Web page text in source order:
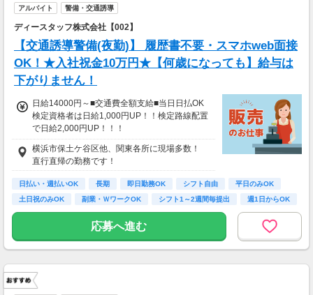
アルバイト 警備・交通誘導
ディースタッフ株式会社【002】
【交通誘導警備(夜勤)】 履歴書不要・スマホweb面接
OK！★入社祝金10万円★【何歳になっても】給与は
下がりません！
日給14000円～■交通費全額支給■当日日払OK
検定資格者は日給1,000円UP！！検定路線配置
で日給2,000円UP！！！
////////////////////////////////////////
研修期間3日間は昼食付き！
入社祝い金１０万円！
完全個室寮有り！
/////////////////////////////////////////
横浜市保土ケ谷区他、関東各所に現場多数！
直行直帰の勤務です！
日払い・週払いOK 長期 即日勤務OK シフト自由
平日のみOK
土日祝のみOK
副業・ＷワークOK シフト1～2週間毎提出 週1日からOK
応募へ進む